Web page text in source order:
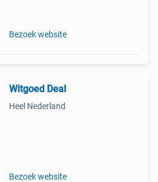
Bezoek website
Witgoed Deal
Heel Nederland
Bezoek website